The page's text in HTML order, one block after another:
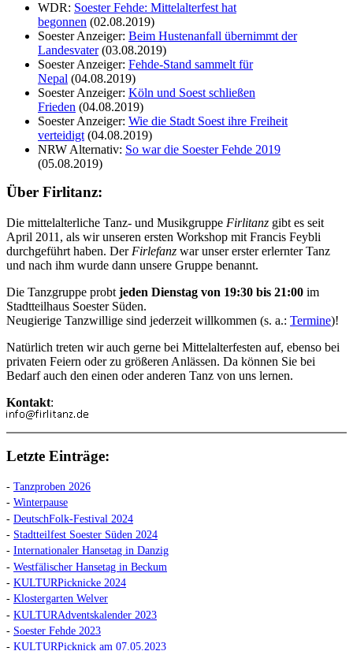
WDR: Soester Fehde: Mittelalterfest hat
begonnen (02.08.2019)
Soester Anzeiger: Beim Hustenanfall übernimmt der
Landesvater(03.08.2019)
Soester Anzeiger: Fehde-Stand sammelt für
Nepal (04.08.2019)
Soester Anzeiger: Köln und Soest schließen
Frieden (04.08.2019)
Soester Anzeiger: Wie die Stadt Soest ihre Freiheit
verteidigt (04.08.2019)
NRW Alternativ: So war die Soester Fehde 2019
(05.08.2019)
Über Firlitanz:
Die mittelalterliche Tanz- und Musikgruppe Firlitanz gibt es seit
April 2011, als wir unseren ersten Workshop mit Francis Feybli
durchgeführt haben. Der Firlefanz war unser erster erlernter Tanz
und nach ihm wurde dann unsere Gruppe benannt.
Die Tanzgruppe probt jeden Dienstag von 19:30 bis 21:00 im
Stadtteilhaus Soester Süden.
Neugierige Tanzwillige sind jederzeit willkommen (s. a.: Termine)!
Natürlich treten wir auch gerne bei Mittelalterfesten auf, ebenso bei
privaten Feiern oder zu größeren Anlässen. Da können Sie bei
Bedarf auch den einen oder anderen Tanz von uns lernen.
Kontakt:
Letzte Einträge:
- Tanzproben 2026
- Winterpause
- DeutschFolk-Festival 2024
- Stadtteilfest Soester Süden 2024
- Internationaler Hansetag in Danzig
- Westfälischer Hansetag in Beckum
- KULTURPicknicke 2024
- Klostergarten Welver
- KULTURAdventskalender 2023
- Soester Fehde 2023
- KULTURPicknick am 07.05.2023